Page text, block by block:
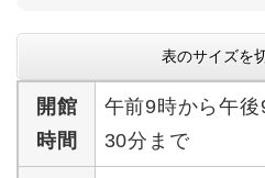
表のサイズを
開館
時間
午前9時から午後
30分まで